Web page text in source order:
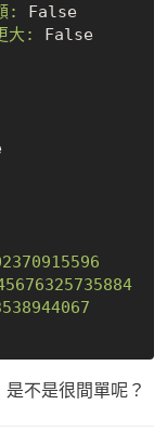
:
False
大:
False
不是很間單呢？